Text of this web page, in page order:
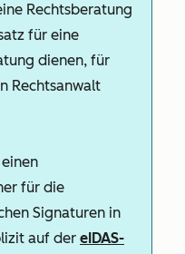
Rechtsberatung
für eine
dienen, für
Rechtsanwalt
für die
Signaturen in
auf der eIDAS-